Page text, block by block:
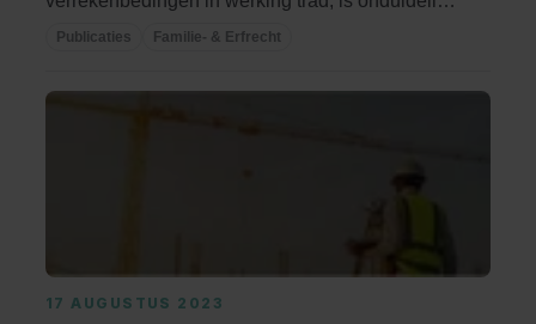
of de ...
Publicaties Familie- & Erfrecht
17 AUGUSTUS 2023